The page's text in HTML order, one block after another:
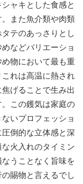
ャキとした食感と
また魚介類や肉類
テのあっさりとし
などバリエーショ
物において最も重
れは高温に熱され
げることで生み出
この鑊気は家庭の
いプロフェッショ
倒的な立体感と深
火入れのタイミン
うことなく旨味を
賜物と言えるでし